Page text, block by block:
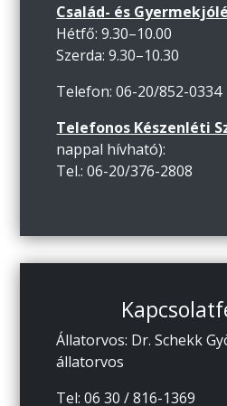
Család- és
Hétfő: 9.30–10.00
Szerda: 9.30–10.30
Telefon: 06-20/852-0334
Telefonos Készenléti
nappal hívható):
Tel.: 06-20/376-2808
Állatorvos: Dr. Schekk
állatorvos
Tel: 06 30 / 816-1369